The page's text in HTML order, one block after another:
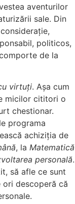
aventurilor
sale. Din
politicos,
de la
virtuți. Așa cum
micilor cititori o
chestionar.
programa
achiziția de
, la Matematică
personală.
să afle ce sunt
descoperă că